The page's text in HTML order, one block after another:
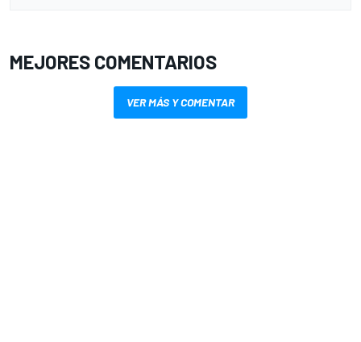
MEJORES COMENTARIOS
VER MÁS Y COMENTAR